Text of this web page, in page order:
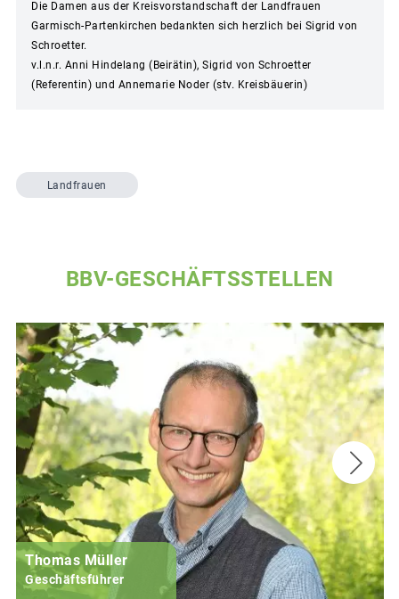
Die Damen aus der Kreisvorstandschaft der Landfrauen
Garmisch-Partenkirchen bedankten sich herzlich bei Sigrid von
Schroetter.
v.l.n.r. Anni Hindelang (Beirätin), Sigrid von Schroetter
(Referentin) und Annemarie Noder (stv. Kreisbäuerin)
Landfrauen
BBV-GESCHÄFTSSTELLEN
Thomas Müller
Geschäftsführer